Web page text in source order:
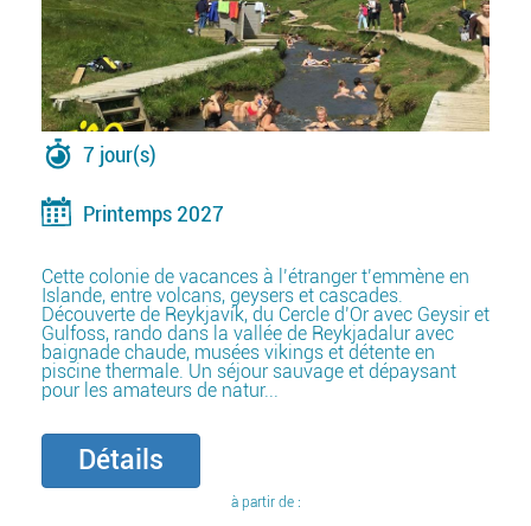
7 jour(s)
Printemps 2027
Cette colonie de vacances à l’étranger t’emmène en
Islande, entre volcans, geysers et cascades.
Découverte de Reykjavík, du Cercle d’Or avec Geysir et
Gulfoss, rando dans la vallée de Reykjadalur avec
baignade chaude, musées vikings et détente en
piscine thermale. Un séjour sauvage et dépaysant
pour les amateurs de natur...
Détails
à partir de :